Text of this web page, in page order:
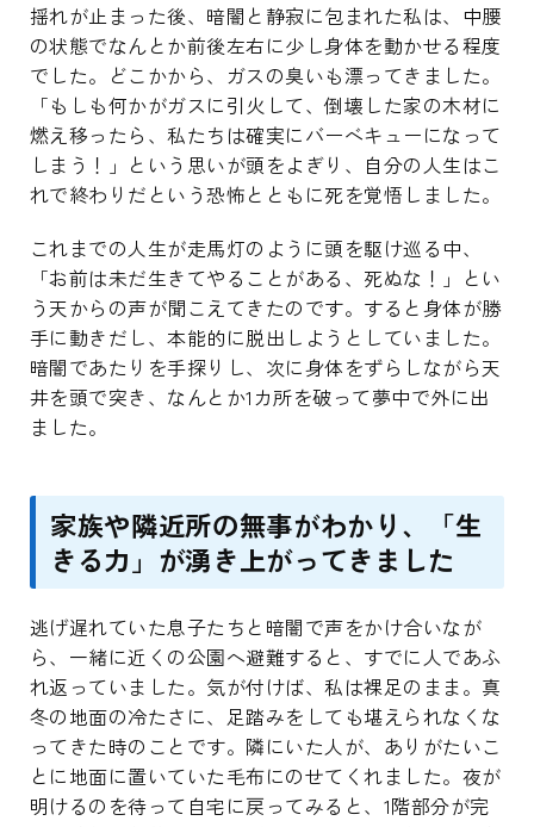
揺れが止まった後、暗闇と静寂に包まれた私は、中腰
の状態でなんとか前後左右に少し身体を動かせる程度
でした。どこかから、ガスの臭いも漂ってきました。
「もしも何かがガスに引火して、倒壊した家の木材に
燃え移ったら、私たちは確実にバーベキューになって
しまう！」という思いが頭をよぎり、自分の人生はこ
れで終わりだという恐怖とともに死を覚悟しました。
これまでの人生が走馬灯のように頭を駆け巡る中、
「お前は未だ生きてやることがある、死ぬな！」とい
う天からの声が聞こえてきたのです。すると身体が勝
手に動きだし、本能的に脱出しようとしていました。
暗闇であたりを手探りし、次に身体をずらしながら天
井を頭で突き、なんとか1カ所を破って夢中で外に出
ました。
家族や隣近所の無事がわかり、「生
きる力」が湧き上がってきました
逃げ遅れていた息子たちと暗闇で声をかけ合いなが
ら、一緒に近くの公園へ避難すると、すでに人であふ
れ返っていました。気が付けば、私は裸足のまま。真
冬の地面の冷たさに、足踏みをしても堪えられなくな
ってきた時のことです。隣にいた人が、ありがたいこ
とに地面に置いていた毛布にのせてくれました。夜が
明けるのを待って自宅に戻ってみると、1階部分が完